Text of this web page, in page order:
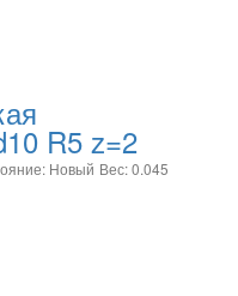
R5 z=2
Новый Вес: 0.045